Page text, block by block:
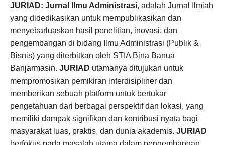
JURIAD: Jurnal Ilmu Administrasi, adalah Jurnal Ilmiah
yang didedikasikan untuk mempublikasikan dan
menyebarluaskan hasil penelitian, inovasi, dan
pengembangan di bidang Ilmu Administrasi (Publik &
Bisnis) yang diterbitkan oleh STIA Bina Banua
Banjarmasin. JURIAD utamanya ditujukan untuk
mempromosikan pemikiran interdisipliner dan
memberikan sebuah platform untuk bertukar
pengetahuan dari berbagai perspektif dan lokasi, yang
memiliki dampak signifikan dan kontribusi nyata bagi
masyarakat luas, praktis, dan dunia akademis. JURIAD